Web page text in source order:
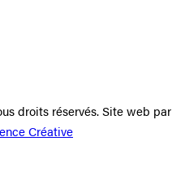
droits réservés. Site web par
Créative